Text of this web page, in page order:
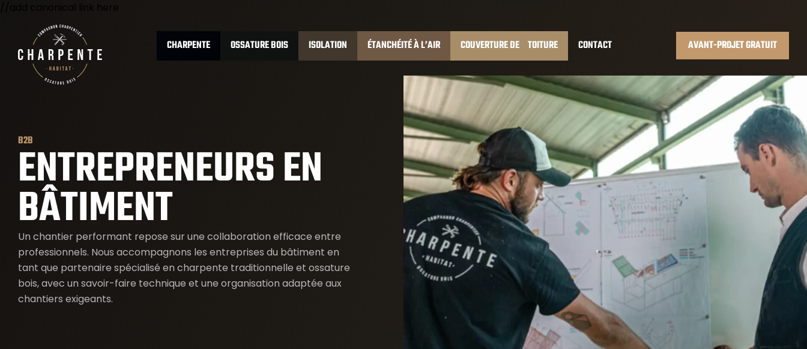
CHARPENTE OSSATURE BOIS ISOLATION ÉTANCHÉITÉ À L’AIR COUVERTURE DE TOITURE CONTACT AVANT-PROJET GRATUIT
B2B
ENTREPRENEURS EN
BÂTIMENT
Un chantier performant repose sur une collaboration efficace entre
professionnels. Nous accompagnons les entreprises du bâtiment en
tant que partenaire spécialisé en charpente traditionnelle et ossature
bois, avec un savoir-faire technique et une organisation adaptée aux
chantiers exigeants.